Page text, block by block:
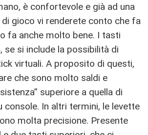
è confortevole e già ad una
gioco vi renderete conto che fa
fa anche molto bene. I tasti
si include la possibilità di
virtuali. A proposito di questi,
che sono molto saldi e
superiore a quella di
console. In altri termini, le levette
molta precisione. Presente